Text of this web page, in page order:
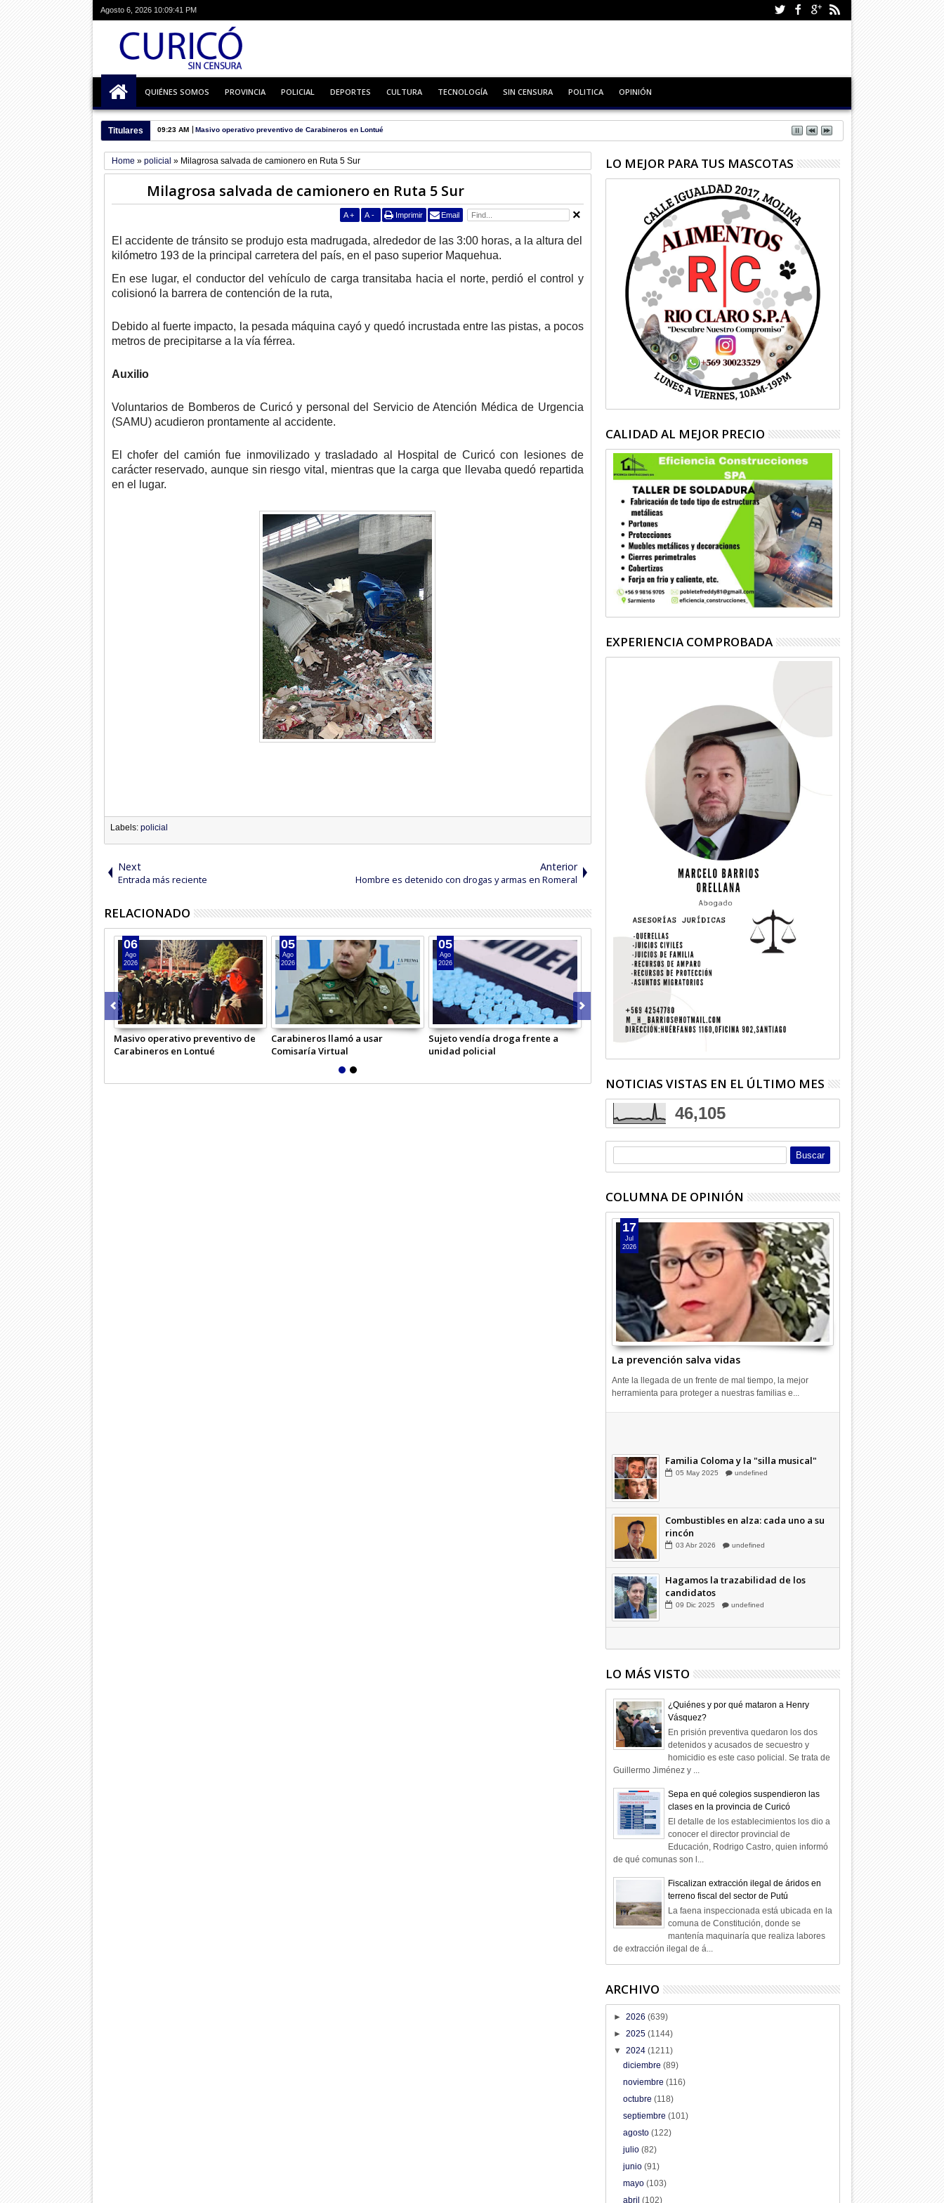
Agosto 6, 2026 10:09:42 PM
QUIÉNES SOMOS PROVINCIA POLICIAL DEPORTES CULTURA TECNOLOGÍA SIN CENSURA POLITICA OPINIÓN
Titulares 09:23 AM Masivo operativo preventivo de Carabineros en Lontué
Home » policial » Milagrosa salvada de camionero en Ruta 5 Sur
Milagrosa salvada de camionero en Ruta 5 Sur
A + A - Imprimir Email
El accidente de tránsito se produjo esta madrugada, alrededor de las 3:00 horas, a la altura del
kilómetro 193 de la principal carretera del país, en el paso superior Maquehua.
En ese lugar, el conductor del vehículo de carga transitaba hacia el norte, perdió el control y
colisionó la barrera de contención de la ruta,
Debido al fuerte impacto, la pesada máquina cayó y quedó incrustada entre las pistas, a pocos
metros de precipitarse a la vía férrea.
Auxilio
Voluntarios de Bomberos de Curicó y personal del Servicio de Atención Médica de Urgencia
(SAMU) acudieron prontamente al accidente.
El chofer del camión fue inmovilizado y trasladado al Hospital de Curicó con lesiones de
carácter reservado, aunque sin riesgo vital, mientras que la carga que llevaba quedó repartida
en el lugar.
Labels: policial
Next
Entrada más reciente
Anterior
Hombre es detenido con drogas y armas en Romeral
RELACIONADO
Masivo operativo preventivo de
Carabineros en Lontué
06
Ago
2026
Carabineros llamó a usar
Comisaría Virtual
05
Ago
2026
Sujeto vendía droga frente a
unidad policial
05
Ago
2026
Hombre intentó matar a mujer en
Adulto mayor murió atropellado
04
Ago
LO MEJOR PARA TUS MASCOTAS
CALIDAD AL MEJOR PRECIO
EXPERIENCIA COMPROBADA
NOTICIAS VISTAS EN EL ÚLTIMO MES
46,105
COLUMNA DE OPINIÓN
La prevención salva vidas
17
Jul
2026
Ante la llegada de un frente de mal tiempo, la mejor
herramienta para proteger a nuestras familias e...
Combustibles en alza: cada uno a su
03Abr 2026 undefined
Hagamos la trazabilidad de los
09 Dic 2025 undefined
LO MÁS VISTO
¿Quiénes y por qué mataron a Henry
Vásquez?
En prisión preventiva quedaron los dos
detenidos y acusados de secuestro y
homicidio es este caso policial. Se trata de
Guillermo Jiménez y ...
Sepa en qué colegios suspendieron las
clases en la provincia de Curicó
El detalle de los establecimientos los dio a
conocer el director provincial de
Educación, Rodrigo Castro, quien informó
de qué comunas son l...
Fiscalizan extracción ilegal de áridos en
terreno fiscal del sector de Putú
La faena inspeccionada está ubicada en la
comuna de Constitución, donde se
mantenía maquinaría que realiza labores
de extracción ilegal de á...
ARCHIVO
► 2026 (639)
► 2025 (1144)
▼ 2024 (1211)
diciembre(89)
noviembre(116)
octubre(118)
septiembre(101)
agosto(122)
julio(82)
junio(91)
mayo(103)
abril(102)